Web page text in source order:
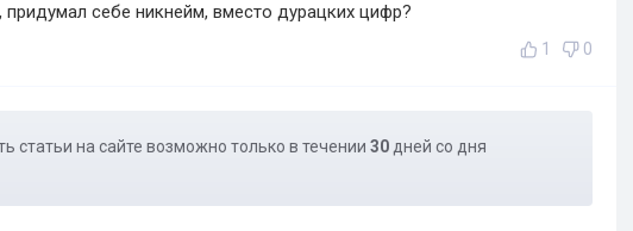
придумал себе никнейм, вместо дурацких цифр?
1 0
статьи на сайте возможно только в течении 30 дней со дня